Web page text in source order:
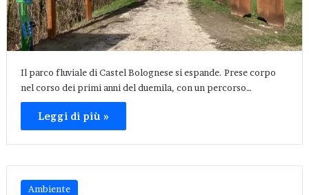
Il parco fluviale di Castel Bolognese si espande. Prese corpo
nel corso dei primi anni del duemila, con un percorso…
Leggi di più »
Ambiente